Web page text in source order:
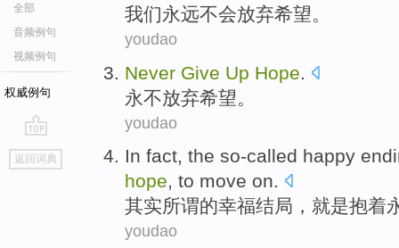
全部
音频例句
视频例句
权威例句
go
top
返回词典
我们永远不会放弃希望。
youdao
Never Give Up Hope
永不放弃希望 。
youdao
In fact, the so-called happy
hope, to move on.
其实所谓的幸福结局 ， 就是抱着
youdao